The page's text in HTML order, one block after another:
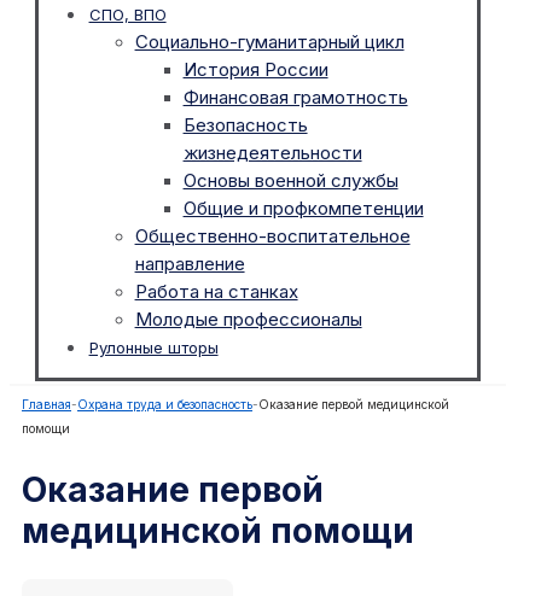
СПО, ВПО
Социально-гуманитарный цикл
История России
Финансовая грамотность
Безопасность
жизнедеятельности
Основы военной службы
Общие и профкомпетенции
Общественно-воспитательное
направление
Работа на станках
Молодые профессионалы
Рулонные шторы
Главная-Охрана труда и безопасность-Оказание первой медицинской
помощи
Оказание первой
медицинской помощи